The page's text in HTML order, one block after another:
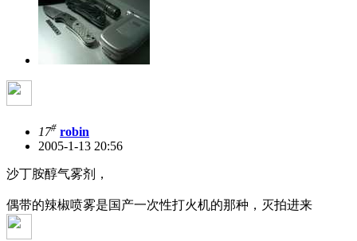
17# robin
2005-1-13 20:56
沙丁胺醇气雾剂，
偶带的辣椒喷雾是国产一次性打火机的那种，灭拍进来